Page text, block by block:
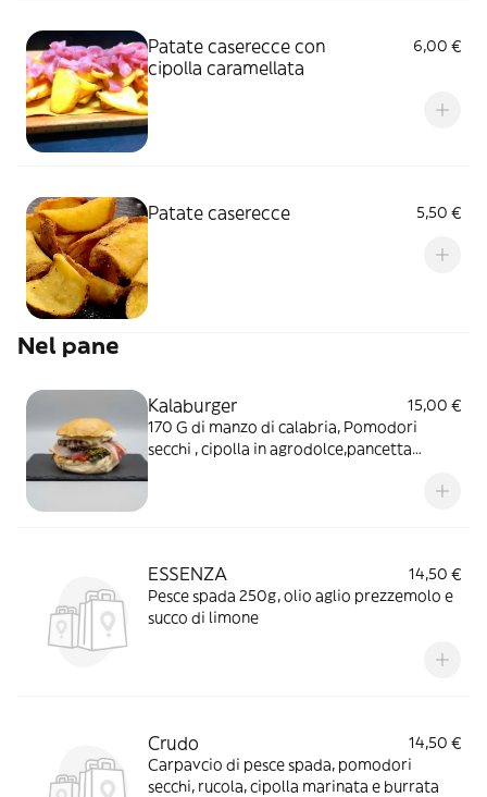
Patate caserecce con
cipolla caramellata
6,00 €
Patate caserecce 5,50 €
Nel pane
Kalaburger
15,00 €
170 G di manzo di calabria, Pomodori
secchi , cipolla in agrodolce,pancetta
ESSENZA
14,50 €
Pesce spada 250g, olio aglio prezzemolo e
succo di limone
Crudo
14,50 €
Carpavcio di pesce spada, pomodori
secchi, rucola, cipolla marinata e burrata